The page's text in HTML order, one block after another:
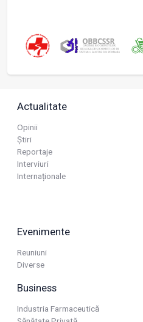
Actualitate
Opinii
Știri
Reportaje
Interviuri
Internaționale
Evenimente
Reuniuni
Diverse
Business
Industria Farmaceutică